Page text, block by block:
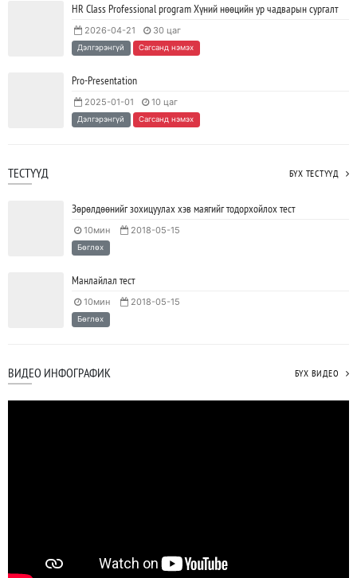
Ажил дээрээ сайн найзтай байх нь ажлын бүтээмж
нэмэгдүүлж, тогтвортой ажиллах суурь болдог
2023/04/25
HR Class Professional program Хүний нөөцийн ур чадварын сургалт
2026-04-21 30 цаг
Дэлгэрэнгүй Сагсанд нэмэх
Pro-Presentation
2025-01-01 10 цаг
Дэлгэрэнгүй Сагсанд нэмэх
ТЕСТҮҮД БҮХ ТЕСТҮҮД
Зөрөлдөөнийг зохицуулах хэв маягийг тодорхойлох тест
10мин 2018-05-15
Бөглөх
Манлайлал тест
10мин 2018-05-15
Бөглөх
ВИДЕО ИНФОГРАФИК БҮХ ВИДЕО